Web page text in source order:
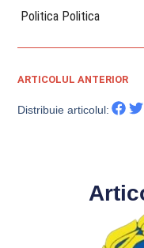
​ Politica Politica
ARTICOLUL ANTERIOR
Distribuie articolul: